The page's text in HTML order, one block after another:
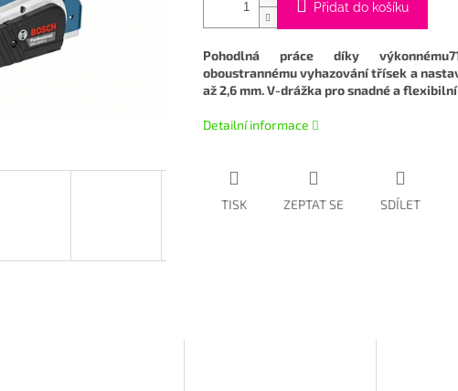
Přidat do košíku
Pohodlná práce díky
oboustrannému vyhazování třísek a
až 2,6 mm. V-drážka pro snadné a
Detailní informace
TISK ZEPTAT SE SDÍLET